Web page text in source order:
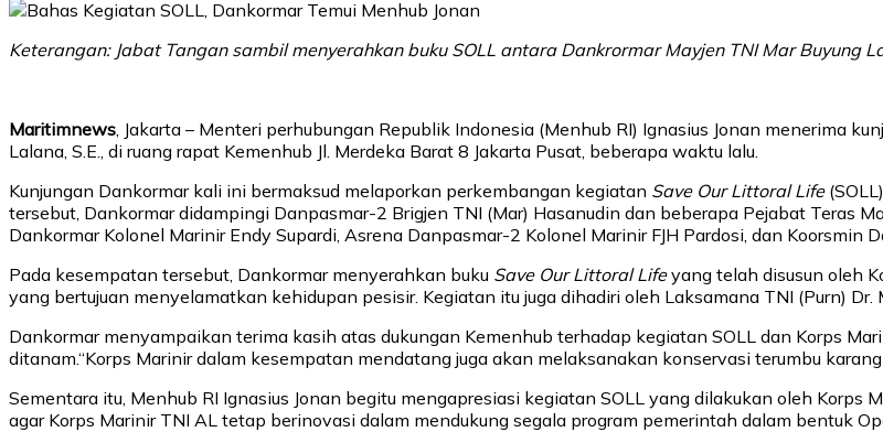
Keterangan: Jabat Tangan sambil menyerahkan buku SOLL antara Dankrormar Mayjen TNI Mar Buyung
Maritimnews , Jakarta – Menteri perhubungan Republik Indonesia (Menhub RI) Ignasius Jonan menerima
Lalana, S.E., di ruang rapat Kemenhub Jl. Merdeka Barat 8 Jakarta Pusat, beberapa waktu lalu.
Kunjungan Dankormar kali ini bermaksud melaporkan perkembangan kegiatan Save Our Littoral Life
tersebut, Dankormar didampingi Danpasmar-2 Brigjen TNI (Mar) Hasanudin dan beberapa Pejabat Teras
Dankormar Kolonel Marinir Endy Supardi, Asrena Danpasmar-2 Kolonel Marinir FJH Pardosi, dan Koorsmin
Pada kesempatan tersebut, Dankormar menyerahkan buku Save Our Littoral Lifeyang telah disusun oleh
yang bertujuan menyelamatkan kehidupan pesisir. Kegiatan itu juga dihadiri oleh Laksamana TNI (Purn) Dr.
Dankormar menyampaikan terima kasih atas dukungan Kemenhub terhadap kegiatan SOLL dan Korps
ditanam.“Korps Marinir dalam kesempatan mendatang juga akan melaksanakan konservasi terumbu karang
Sementara itu, Menhub RI Ignasius Jonan begitu mengapresiasi kegiatan SOLL yang dilakukan oleh Korps
agar Korps Marinir TNI AL tetap berinovasi dalam mendukung segala program pemerintah dalam bentuk